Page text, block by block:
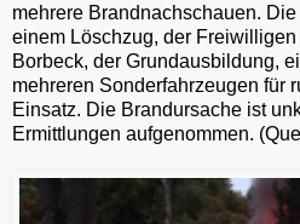
mehrere Brandnachschauen.
einem Löschzug, der
Borbeck, der Grundausbildung,
mehreren Sonderfahrzeugen für
Einsatz. Die Brandursache ist
Ermittlungen aufgenommen.